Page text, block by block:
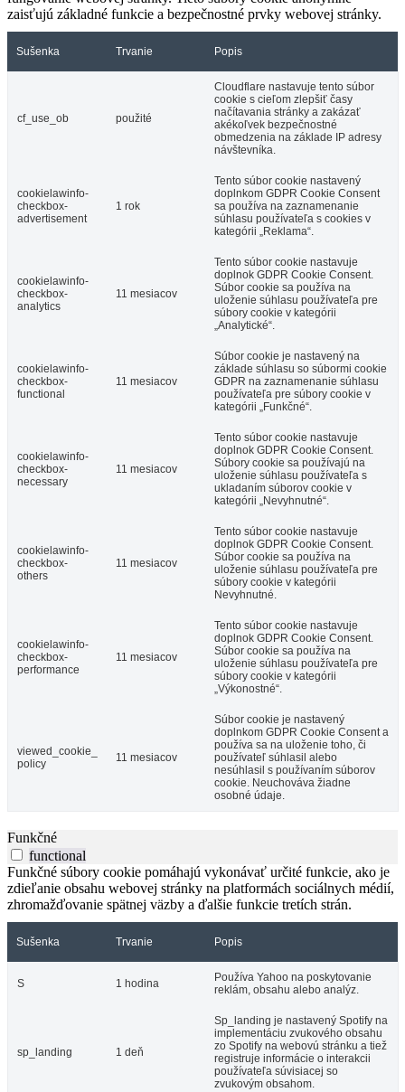
zaisťujú základné funkcie a bezpečnostné prvky webovej stránky.
Sušenka Trvanie Popis
cf_use_ob použité
Cloudflare nastavuje tento súbor
cookie s cieľom zlepšiť časy
načítavania stránky a zakázať
akékoľvek bezpečnostné
obmedzenia na základe IP adresy
návštevníka.
cookielawinfo-
checkbox-
advertisement
1 rok
Tento súbor cookie nastavený
doplnkom GDPR Cookie Consent
sa používa na zaznamenanie
súhlasu používateľa s cookies v
kategórii „Reklama“.
cookielawinfo-
checkbox-
analytics
11 mesiacov
Tento súbor cookie nastavuje
doplnok GDPR Cookie Consent.
Súbor cookie sa používa na
uloženie súhlasu používateľa pre
súbory cookie v kategórii
„Analytické“.
cookielawinfo-
checkbox-
functional
11 mesiacov
Súbor cookie je nastavený na
základe súhlasu so súbormi cookie
GDPR na zaznamenanie súhlasu
používateľa pre súbory cookie v
kategórii „Funkčné“.
cookielawinfo-
checkbox-
necessary
11 mesiacov
Tento súbor cookie nastavuje
doplnok GDPR Cookie Consent.
Súbory cookie sa používajú na
uloženie súhlasu používateľa s
ukladaním súborov cookie v
kategórii „Nevyhnutné“.
cookielawinfo-
checkbox-
others
11 mesiacov
Tento súbor cookie nastavuje
doplnok GDPR Cookie Consent.
Súbor cookie sa používa na
uloženie súhlasu používateľa pre
súbory cookie v kategórii
Nevyhnutné.
cookielawinfo-
checkbox-
performance
11 mesiacov
Tento súbor cookie nastavuje
doplnok GDPR Cookie Consent.
Súbor cookie sa používa na
uloženie súhlasu používateľa pre
súbory cookie v kategórii
„Výkonostné“.
viewed_cookie_
policy
11 mesiacov
Súbor cookie je nastavený
doplnkom GDPR Cookie Consent a
používa sa na uloženie toho, či
používateľ súhlasil alebo
nesúhlasil s používaním súborov
cookie. Neuchováva žiadne
osobné údaje.
Funkčné
functional
Funkčné súbory cookie pomáhajú vykonávať určité funkcie, ako je
zdieľanie obsahu webovej stránky na platformách sociálnych médií,
zhromažďovanie spätnej väzby a ďalšie funkcie tretích strán.
Sušenka Trvanie Popis
S 1 hodina
Používa Yahoo na poskytovanie
reklám, obsahu alebo analýz.
sp_landing 1 deň
Sp_landing je nastavený Spotify na
implementáciu zvukového obsahu
zo Spotify na webovú stránku a tiež
registruje informácie o interakcii
používateľa súvisiacej so
zvukovým obsahom.